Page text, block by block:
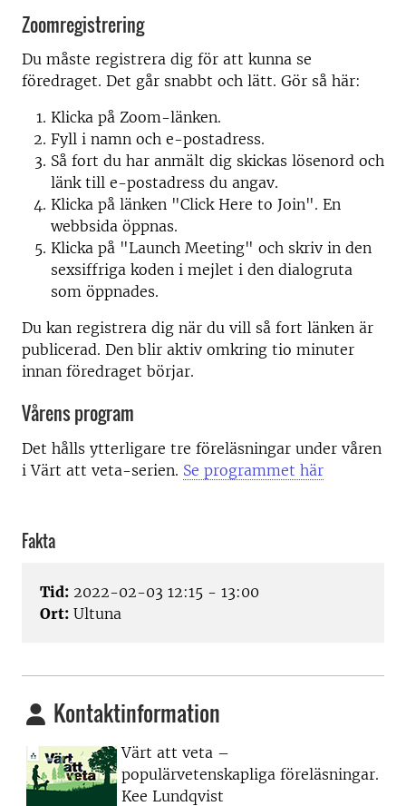
Zoomregistrering
Du måste registrera dig för att kunna se
föredraget. Det går snabbt och lätt. Gör så här:
Klicka på Zoom-länken.
Fyll i namn och e-postadress.
Så fort du har anmält dig skickas lösenord och
länk till e-postadress du angav.
Klicka på länken "Click Here to Join". En
webbsida öppnas.
Klicka på "Launch Meeting" och skriv in den
sexsiffriga koden i mejlet i den dialogruta
som öppnades.
Du kan registrera dig när du vill så fort länken är
publicerad. Den blir aktiv omkring tio minuter
innan föredraget börjar.
Vårens program
Det hålls ytterligare tre föreläsningar under våren
i Värt att veta-serien. Se programmet här
Fakta
Tid: 2022-02-03 12:15 - 13:00
Ort: Ultuna
Kontaktinformation
Värt att veta –
populärvetenskapliga föreläsningar.
Kee Lundqvist